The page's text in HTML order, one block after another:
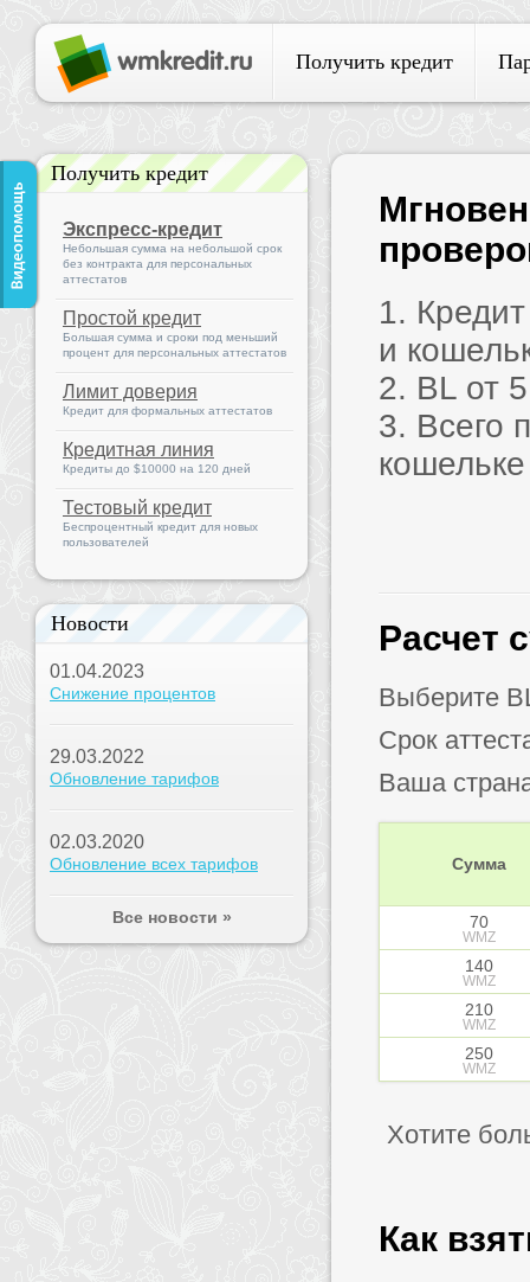
Получить кредит
Получить кредит
Экспресс-кредит
Небольшая сумма на небольшой срок
без контракта для персональных
аттестатов
Простой кредит
Большая сумма и сроки под меньший
процент для персональных аттестатов
Лимит доверия
Кредит для формальных аттестатов
Кредитная линия
Кредиты до $10000 на 120 дней
Тестовый кредит
Беспроцентный кредит для новых
пользователей
Новости
01.04.2023
Снижение процентов
29.03.2022
Обновление тарифов
02.03.2020
Обновление всех тарифов
Все новости »
1.
и
2. BL от
3. Всего
кошельке
Расчет
Выберите
Срок
Ваша
Сумма
70
WMZ
140
WMZ
210
WMZ
250
WMZ
Хотите
Как